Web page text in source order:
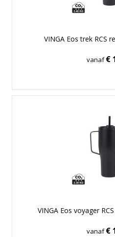
VINGA Eos trek RCS
vanaf€
VINGA Eos voyager
vanaf€